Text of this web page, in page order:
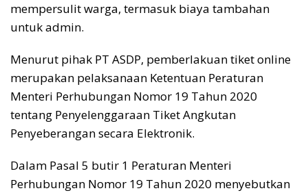
mempersulit warga, termasuk biaya tambahan
untuk admin.
Menurut pihak PT ASDP, pemberlakuan tiket online
merupakan pelaksanaan Ketentuan Peraturan
Menteri Perhubungan Nomor 19 Tahun 2020
tentang Penyelenggaraan Tiket Angkutan
Penyeberangan secara Elektronik.
Dalam Pasal 5 butir 1 Peraturan Menteri
Perhubungan Nomor 19 Tahun 2020 menyebutkan